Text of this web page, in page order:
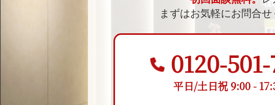
まずはお気軽にお問合せ
0120-
平日/土日祝 9:00 -